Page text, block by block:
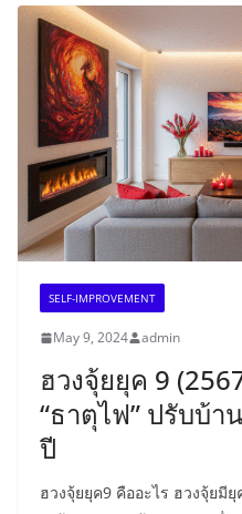
SELF-IMPROVEMENT
May 9, 2024 admin
ฮวงจุ้ยยุค 9
“ธาตุไฟ” ปรับบ้า
ปี
ฮวงจุ้ยยุค9 คืออะไร ฮวงจุ้ยมี